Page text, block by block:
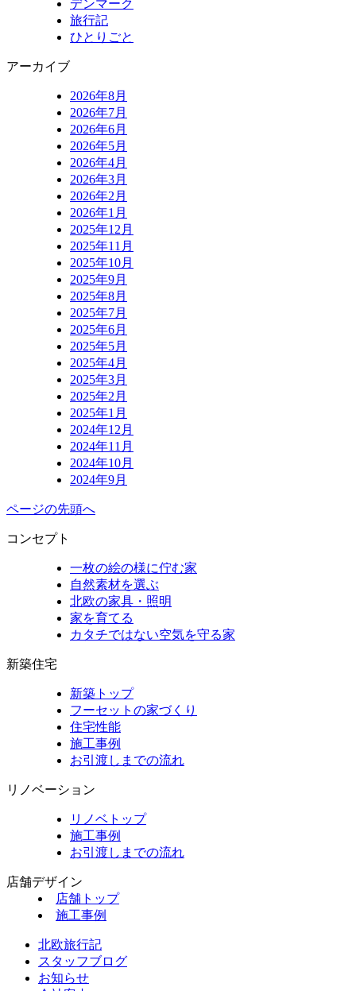
デンマーク
旅行記
ひとりごと
アーカイブ
2026年8月
2026年7月
2026年6月
2026年5月
2026年4月
2026年3月
2026年2月
2026年1月
2025年12月
2025年11月
2025年10月
2025年9月
2025年8月
2025年7月
2025年6月
2025年5月
2025年4月
2025年3月
2025年2月
2025年1月
2024年12月
2024年11月
2024年10月
2024年9月
ページの先頭へ
コンセプト
一枚の絵の様に佇む家
自然素材を選ぶ
北欧の家具・照明
家を育てる
カタチではない空気を守る家
新築住宅
新築トップ
フーセットの家づくり
住宅性能
施工事例
お引渡しまでの流れ
リノベーション
リノベトップ
施工事例
お引渡しまでの流れ
店舗デザイン
店舗トップ
施工事例
北欧旅行記
スタッフブログ
お知らせ